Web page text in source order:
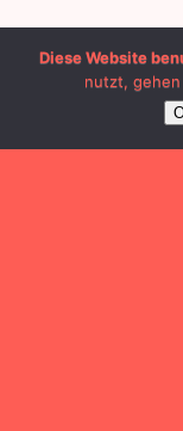
Diese Website
nutzt,